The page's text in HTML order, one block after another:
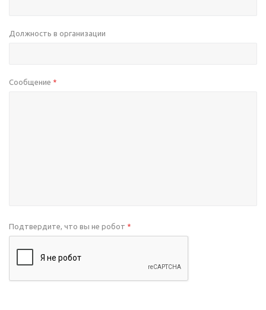
Должность в организации
Сообщение *
Подтвердите, что вы не робот *